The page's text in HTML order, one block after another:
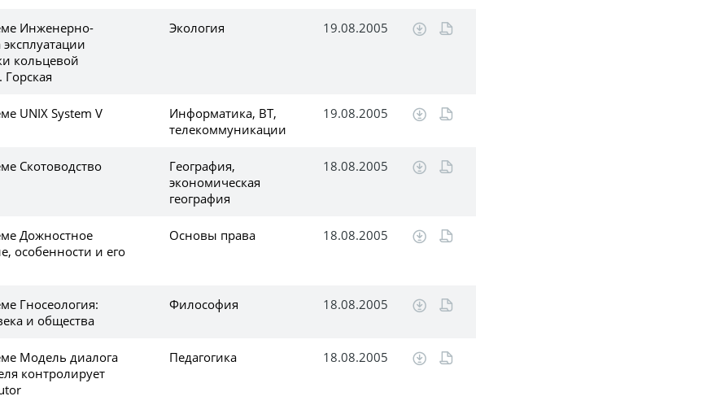
Инженерно-
кольцевой
Горская
Экология 19.08.2005
UNIX System V
Информатика, ВТ,
телекоммуникации
19.08.2005
Скотоводство
География,
экономическая
география
18.08.2005
Дожностное
особенности и его
Основы права 18.08.2005
Гносеология:
и общества
Философия 18.08.2005
Модель диалога
контролирует
Педагогика 18.08.2005